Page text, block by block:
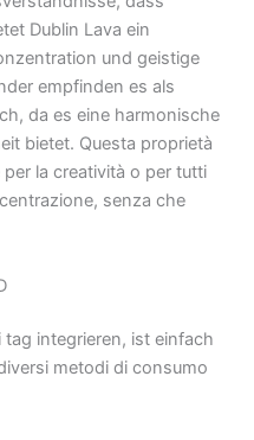
Dublin Lava ein
und geistige
empfinden es als
da es eine harmonische
bietet. Questa proprietà
per la creatività o per tutti
senza che
tag integrieren, ist einfach
metodi di consumo